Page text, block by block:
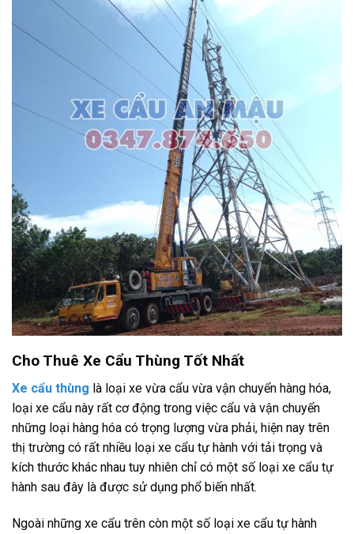
Cho Thuê Xe Cẩu Thùng Tốt Nhất
Xe cẩu thùng là loại xe vừa cẩu vừa vận chuyển hàng hóa,
loại xe cẩu này rất cơ động trong việc cẩu và vận chuyển
những loại hàng hóa có trọng lượng vừa phải, hiện nay trên
thị trường có rất nhiều loại xe cẩu tự hành với tải trọng và
kích thước khác nhau tuy nhiên chỉ có một số loại xe cẩu tự
hành sau đây là được sử dụng phổ biến nhất.
Ngoài những xe cẩu trên còn một số loại xe cẩu tự hành